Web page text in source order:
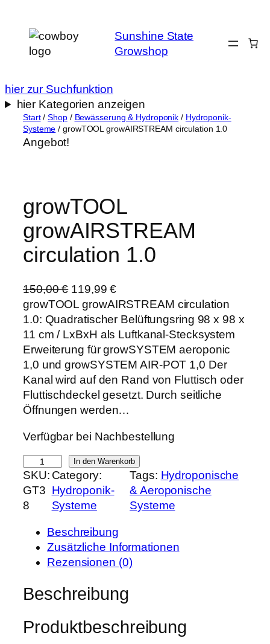
Inhalt
springen
Sunshine State
Growshop
hier zur Suchfunktion
hier Kategorien anzeigen
Start/Shop/ Bewässerung & Hydroponik / Hydroponik-
Systeme / growTOOL growAIRSTREAM circulation 1.0
Angebot!
growTOOL
growAIRSTREAM
circulation 1.0
150,00€ U
r
s
p
r
ü
n
g
l
c
h
e
r
P
e
i
s
a
:
1
119,99€A
k
t
u
e
l
l
e
r
r
e
i
t
:
1
9
9
9
growTOOL growAIRSTREAM circulation
1.0: Quadratischer Belüftungsring 98 x 98 x
11 cm / LxBxH als Luftkanal-Stecksystem
Erweiterung für growSYSTEM aeroponic
1,0 und growSYSTEM AIR-POT 1,0 Der
Kanal wird auf den Rand von Fluttisch oder
Fluttischdeckel gesetzt. Durch seitliche
Öffnungen werden…
Verfügbar bei Nachbestellung
r
o
w
r
w
In den Warenkorb
SKU:
GT3
8
Category:
Hydroponik-
Systeme
Tags: Hydroponische
& Aeroponische
Systeme
Beschreibung
Zusätzliche Informationen
Rezensionen (0)
Beschreibung
Produktbeschreibung